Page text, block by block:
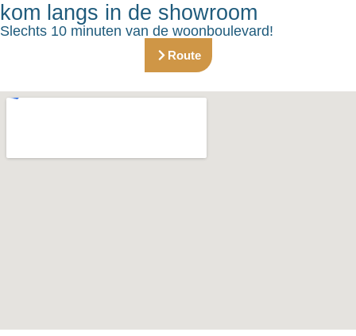
kom langs in de showroom
Slechts 10 minuten van de woonboulevard!
Route